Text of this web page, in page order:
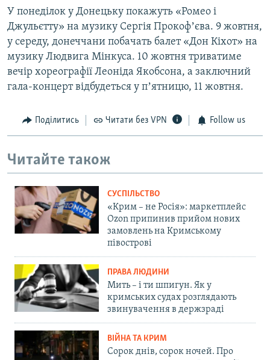
У понеділок у Донецьку покажуть «Ромео і
Джульєтту» на музику Сергія Прокофʼєва. 9 жовтня,
у середу, донеччани побачать балет «Дон Кіхот» на
музику Людвига Мінкуса. 10 жовтня триватиме
вечір хореографії Леоніда Якобсона, а заключний
гала-концерт відбудеться у пʼятницю, 11 жовтня.
Поділитись Читати без VPN Follow us
Читайте також
СУСПІЛЬСТВО
«Крим – не Росія»: маркетплейс
Ozon припинив прийом нових
замовлень на Кримському
півострові
ПРАВА ЛЮДИНИ
Мить – і ти шпигун. Як у
кримських судах розглядають
звинувачення в держзраді
ВІЙНА ТА КРИМ
Сорок днів, сорок ночей. Про